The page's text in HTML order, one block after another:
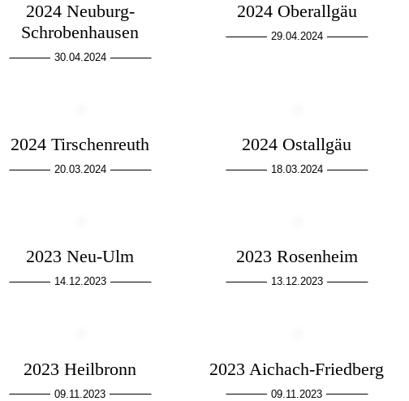
2024 Neuburg-
Schrobenhausen
30.04.2024
2024 Oberallgäu
29.04.2024
2024 Tirschenreuth
20.03.2024
2024 Ostallgäu
18.03.2024
2023 Neu-Ulm
14.12.2023
2023 Rosenheim
13.12.2023
2023 Heilbronn
09.11.2023
2023 Aichach-Friedberg
09.11.2023